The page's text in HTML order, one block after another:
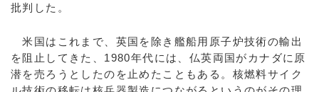
批判した。
米国はこれまで、英国を除き艦船用原子炉技術の輸出
を阻止してきた、1980年代には、仏英両国がカナダに原
潜を売ろうとしたのを止めたこともある。核燃料サイク